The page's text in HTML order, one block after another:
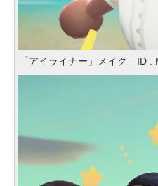
「アイライナー」メイク ID :